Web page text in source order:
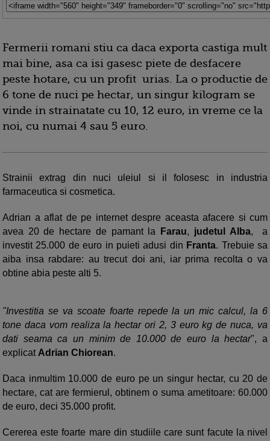
Fermerii romani stiu ca daca exporta castiga mult
mai bine, asa ca isi gasesc piete de desfacere
peste hotare, cu un profit urias. La o productie de
6 tone de nuci pe hectar, un singur kilogram se
vinde in strainatate cu 10, 12 euro, in vreme ce la
noi, cu numai 4 sau 5 euro.
Strainii extrag din nuci uleiul si il folosesc in industria
farmaceutica si cosmetica.
Adrian a aflat de pe internet despre aceasta afacere si cum
avea 20 de hectare de pamant la
Farau, judetul Alba, a
investit 25.000 de euro in puieti adusi din Franta. Trebuie sa
aiba insa rabdare: au trecut doi ani, iar prima recolta o va
obtine abia peste alti 5.
"Investitia se va scoate foarte repede la un mic calcul, la 6
tone daca vom realiza la hectar ori 2, 3 euro kg de nuca, va
dati seama ca un minim de 10.000 de euro la hectar", a
explicat Adrian Chiorean.
Daca inmultim 10.000 de euro pe un singur hectar, cu 20 de
hectare, cat are fermierul, obtinem o suma ametitoare: 60.000
de euro, deci 35.000 profit.
Cererea este foarte mare din studiile care sunt facute la nivel